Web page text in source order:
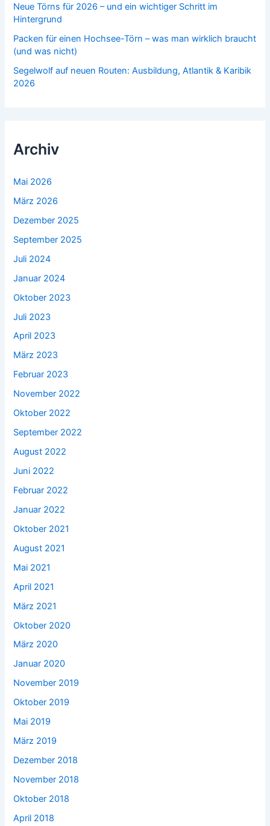
Neue Törns für 2026 – und ein wichtiger Schritt im
Hintergrund
Packen für einen Hochsee-Törn – was man wirklich braucht
(und was nicht)
Segelwolf auf neuen Routen: Ausbildung, Atlantik & Karibik
2026
Archiv
Mai 2026
März 2026
Dezember 2025
September 2025
Juli 2024
Januar 2024
Oktober 2023
Juli 2023
April 2023
März 2023
Februar 2023
November 2022
Oktober 2022
September 2022
August 2022
Juni 2022
Februar 2022
Januar 2022
Oktober 2021
August 2021
Mai 2021
April 2021
März 2021
Oktober 2020
März 2020
Januar 2020
November 2019
Oktober 2019
Mai 2019
März 2019
Dezember 2018
November 2018
Oktober 2018
April 2018